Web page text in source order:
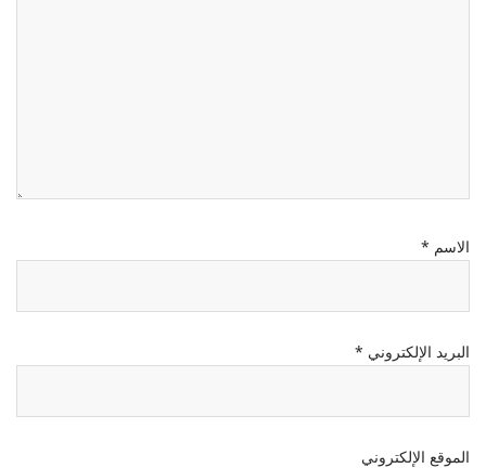
الاسم *
البريد الإلكتروني *
الموقع الإلكتروني